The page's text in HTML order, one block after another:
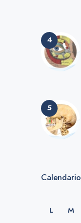
Calendario
L M